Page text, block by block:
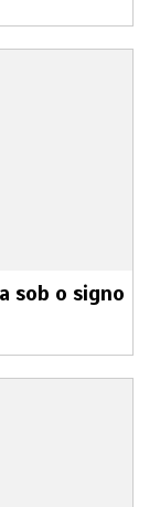
sob o signo